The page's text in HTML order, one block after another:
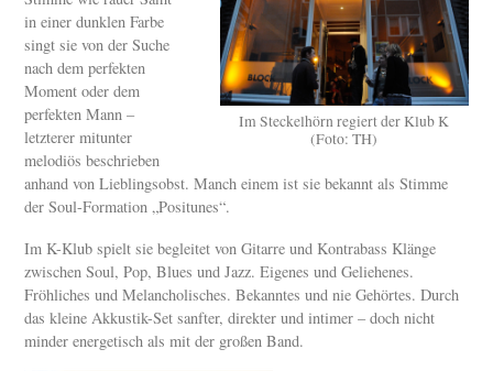
Im Steckelhörn regiert der Klub K
(Foto: TH)
in einer dunklen Farbe
singt sie von der Suche
nach dem perfekten
Moment oder dem
perfekten Mann –
letzterer mitunter
melodiös beschrieben
anhand von Lieblingsobst. Manch einem ist sie bekannt als Stimme
der Soul-Formation „Positunes“.
Im K-Klub spielt sie begleitet von Gitarre und Kontrabass Klänge
zwischen Soul, Pop, Blues und Jazz. Eigenes und Geliehenes.
Fröhliches und Melancholisches. Bekanntes und nie Gehörtes. Durch
das kleine Akkustik-Set sanfter, direkter und intimer – doch nicht
minder energetisch als mit der großen Band.